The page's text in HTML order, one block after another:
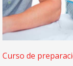
Curso de